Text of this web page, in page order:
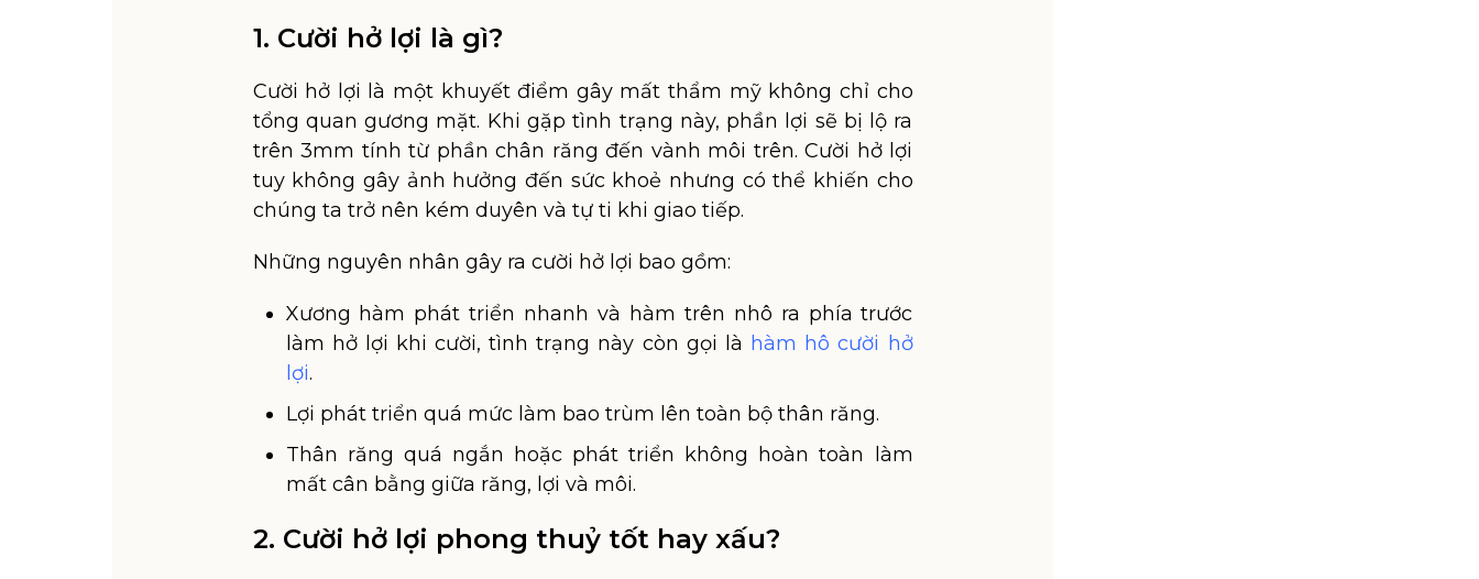
1. Cười hở lợi là gì?
Cười hở lợi là một khuyết điểm gây mất thẩm mỹ không chỉ cho
tổng quan gương mặt. Khi gặp tình trạng này, phần lợi sẽ bị lộ ra
trên 3mm tính từ phần chân răng đến vành môi trên. Cười hở lợi
tuy không gây ảnh hưởng đến sức khoẻ nhưng có thể khiến cho
chúng ta trở nên kém duyên và tự ti khi giao tiếp.
Những nguyên nhân gây ra cười hở lợi bao gồm:
Xương hàm phát triển nhanh và hàm trên nhô ra phía trước
làm hở lợi khi cười, tình trạng này còn gọi là hàm hô cười hở
lợi.
Lợi phát triển quá mức làm bao trùm lên toàn bộ thân răng.
Thân răng quá ngắn hoặc phát triển không hoàn toàn làm
mất cân bằng giữa răng, lợi và môi.
2. Cười hở lợi phong thuỷ tốt hay xấu?